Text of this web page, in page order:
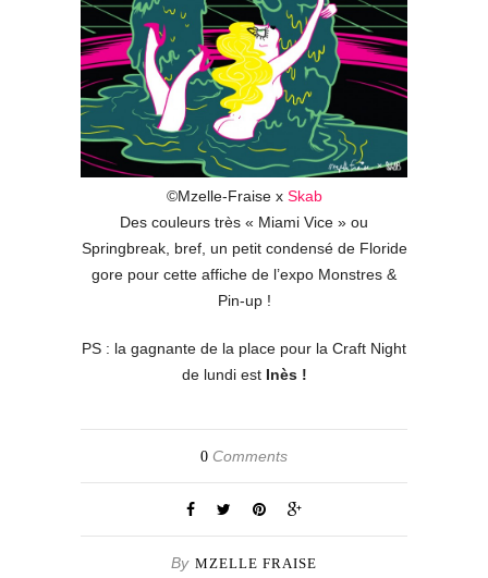
©Mzelle-Fraise x Skab
Des couleurs très « Miami Vice » ou
Springbreak, bref, un petit condensé de Floride
gore pour cette affiche de l’expo Monstres &
Pin-up !
PS : la gagnante de la place pour la Craft Night
de lundi est Inès !
0 Comments
By MZELLE FRAISE